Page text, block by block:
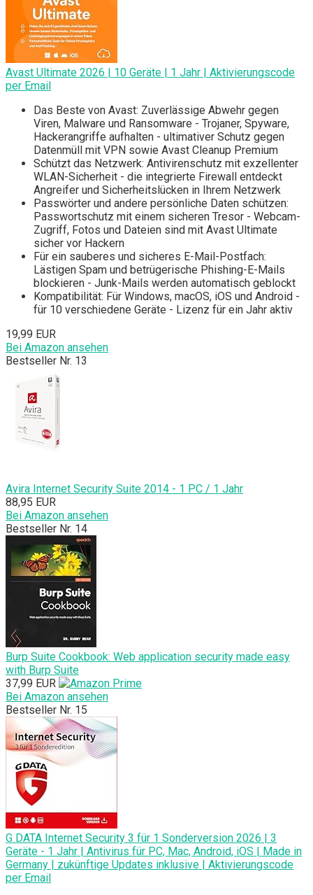
Avast Ultimate 2026 | 10 Geräte | 1 Jahr | Aktivierungscode
per Email
Das Beste von Avast: Zuverlässige Abwehr gegen
Viren, Malware und Ransomware - Trojaner, Spyware,
Hackerangriffe aufhalten - ultimativer Schutz gegen
Datenmüll mit VPN sowie Avast Cleanup Premium
Schützt das Netzwerk: Antivirenschutz mit exzellenter
WLAN-Sicherheit - die integrierte Firewall entdeckt
Angreifer und Sicherheitslücken in Ihrem Netzwerk
Passwörter und andere persönliche Daten schützen:
Passwortschutz mit einem sicheren Tresor - Webcam-
Zugriff, Fotos und Dateien sind mit Avast Ultimate
sicher vor Hackern
Für ein sauberes und sicheres E-Mail-Postfach:
Lästigen Spam und betrügerische Phishing-E-Mails
blockieren - Junk-Mails werden automatisch geblockt
Kompatibilität: Für Windows, macOS, iOS und Android -
für 10 verschiedene Geräte - Lizenz für ein Jahr aktiv
19,99 EUR
Bei Amazon ansehen
Bestseller Nr. 13
Avira Internet Security Suite 2014 - 1 PC / 1 Jahr
88,95 EUR
Bei Amazon ansehen
Bestseller Nr. 14
Burp Suite Cookbook: Web application security made easy
with Burp Suite
37,99 EUR
Bei Amazon ansehen
Bestseller Nr. 15
G DATA Internet Security 3 für 1 Sonderversion 2026 | 3
Geräte - 1 Jahr | Antivirus für PC, Mac, Android, iOS | Made in
Germany | zukünftige Updates inklusive | Aktivierungscode
per Email